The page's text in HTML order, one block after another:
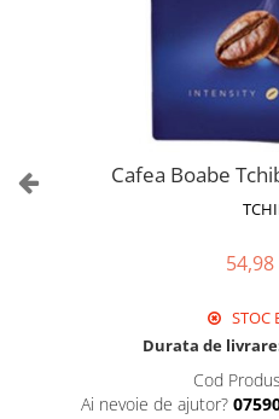
Cafea Boabe
54,98
STOC
Durata de
Cod
Ai nevoie de ajutor?